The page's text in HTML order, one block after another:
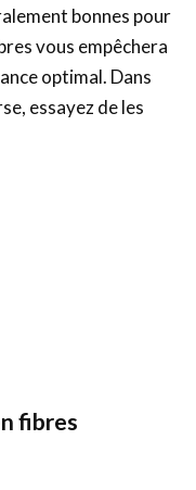
bonnes pour
vous empêchera
optimal. Dans
essayez de les
fibres